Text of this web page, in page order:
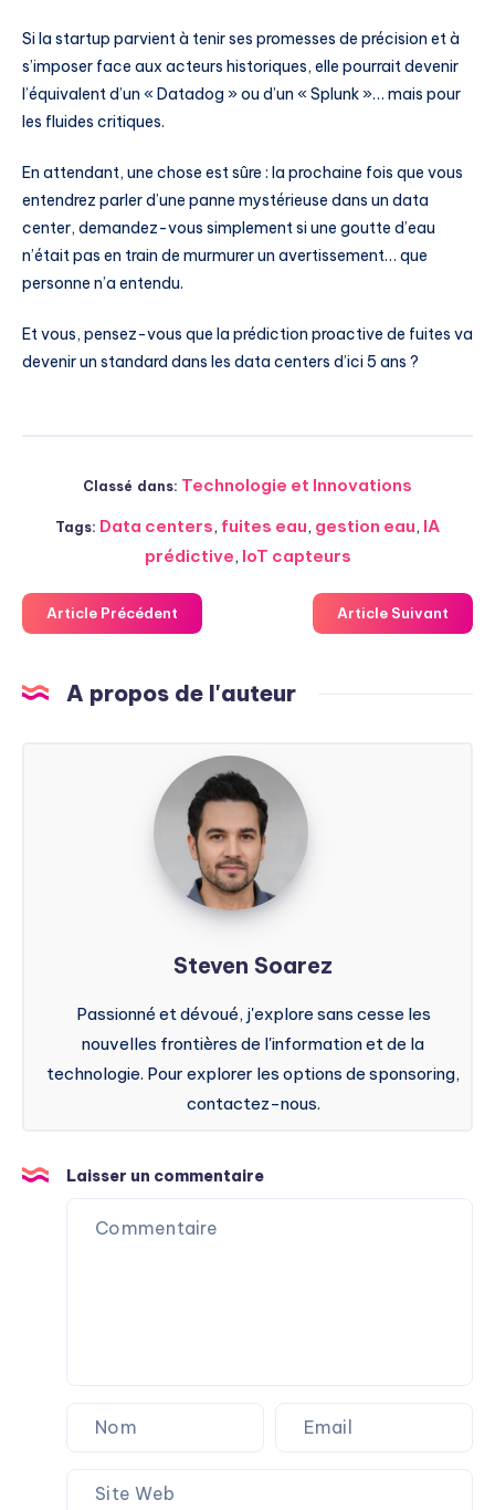
Si la startup parvient à tenir ses promesses de précision et à
s’imposer face aux acteurs historiques, elle pourrait devenir
l’équivalent d’un « Datadog » ou d’un « Splunk »… mais pour
les fluides critiques.
En attendant, une chose est sûre : la prochaine fois que vous
entendrez parler d’une panne mystérieuse dans un data
center, demandez-vous simplement si une goutte d’eau
n’était pas en train de murmurer un avertissement… que
personne n’a entendu.
Et vous, pensez-vous que la prédiction proactive de fuites va
devenir un standard dans les data centers d’ici 5 ans ?
Classé dans: Technologie et Innovations
Tags: Data centers, fuites eau, gestion eau, IA
prédictive, IoT capteurs
Article Précédent Article Suivant
A propos de l'auteur
Steven
Soarez
Steven Soarez
Passionné et dévoué, j'explore sans cesse les
nouvelles frontières de l'information et de la
technologie. Pour explorer les options de sponsoring,
contactez-nous.
Laisser un commentaire